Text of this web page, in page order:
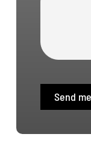
Send